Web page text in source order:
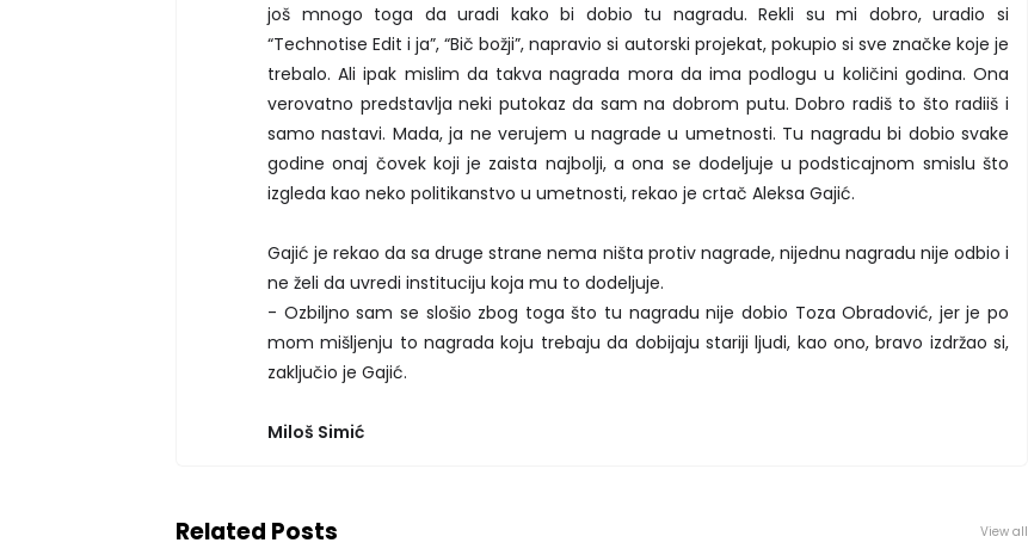
još mnogo toga da uradi kako bi dobio tu nagradu. Rekli su mi dobro, uradio si
“Technotise Edit i ja”, “Bič božji”, napravio si autorski projekat, pokupio si sve značke koje je
trebalo. Ali ipak mislim da takva nagrada mora da ima podlogu u količini godina. Ona
verovatno predstavlja neki putokaz da sam na dobrom putu. Dobro radiš to što radiiš i
samo nastavi. Mada, ja ne verujem u nagrade u umetnosti. Tu nagradu bi dobio svake
godine onaj čovek koji je zaista najbolji, a ona se dodeljuje u podsticajnom smislu što
izgleda kao neko politikanstvo u umetnosti, rekao je crtač Aleksa Gajić.
Gajić je rekao da sa druge strane nema ništa protiv nagrade, nijednu nagradu nije odbio i
ne želi da uvredi instituciju koja mu to dodeljuje.
- Ozbiljno sam se slošio zbog toga što tu nagradu nije dobio Toza Obradović, jer je po
mom mišljenju to nagrada koju trebaju da dobijaju stariji ljudi, kao ono, bravo izdržao si,
zaključio je Gajić.
Miloš Simić
Related Posts View all